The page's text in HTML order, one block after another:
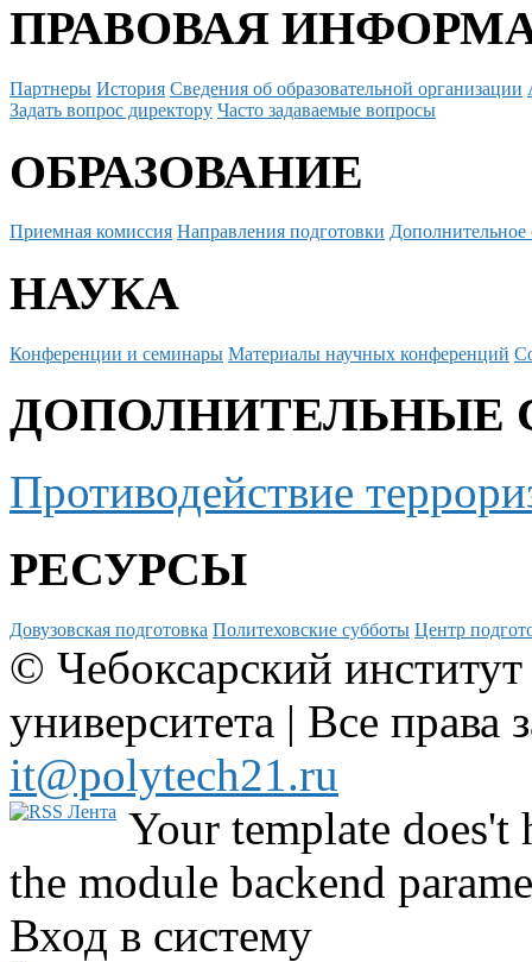
ПРАВОВАЯ
Партнеры История Сведения об образовательной организации
Задать вопрос директору Часто задаваемые вопросы
ОБРАЗОВАНИЕ
Приемная комиссия Направления подготовки Дополнительное
НАУКА
Конференции и семинары Материалы научных конференций
ДОПОЛНИТЕЛЬНЫЕ
Противодействие
РЕСУРСЫ
Довузовская подготовка Политеховские субботы Центр
© Чебоксарский
университета | Все
it@polytech21.ru
Your template
the module backend
Вход в систему